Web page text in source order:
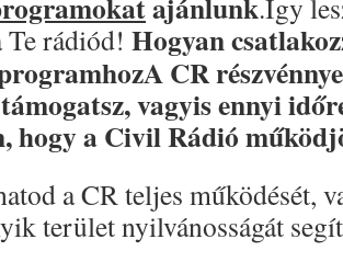
.Így
Te rádiód! Hogyan
A CR
vagyis ennyi
hogy a Civil Rádió
a CR teljes működését,
terület nyilvánosságát